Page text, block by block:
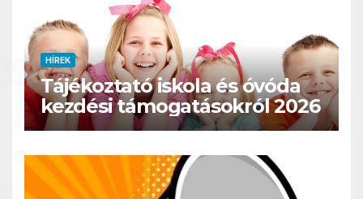
HÍREK
Tájékoztató iskola és óvóda
kezdési támogatásokról 2026